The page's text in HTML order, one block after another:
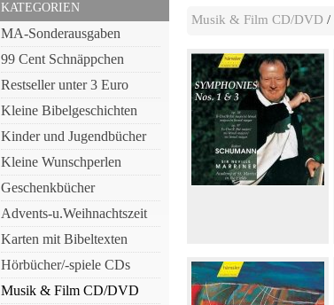
KATEGORIEN
MA-Sonderausgaben
99 Cent Schnäppchen
Restseller unter 3 Euro
Kleine Bibelgeschichten
Kinder und Jugendbücher
Kleine Wunschperlen
Geschenkbücher
Advents-u.Weihnachtszeit
Karten mit Bibeltexten
Hörbücher/-spiele CDs
Musik & Film CD/DVD
Musik & Film CD/DVD /